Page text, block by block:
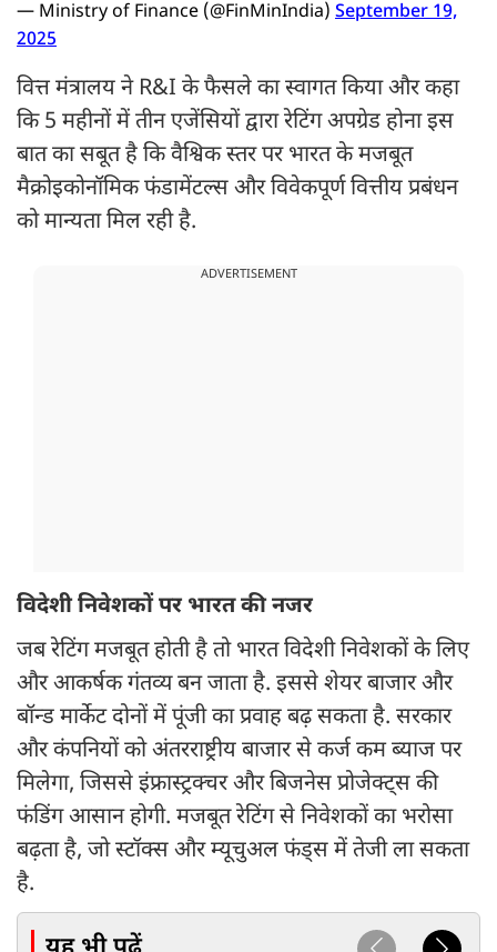
— Ministry of Finance (@FinMinIndia) September 19,
2025
वित्त मंत्रालय ने R&I के फैसले का स्वागत किया और कहा
कि 5 महीनों में तीन एजेंसियों द्वारा रेटिंग अपग्रेड होना इस
बात का सबूत है कि वैश्विक स्तर पर भारत के मजबूत
मैक्रोइकोनॉमिक फंडामेंटल्स और विवेकपूर्ण वित्तीय प्रबंधन
को मान्यता मिल रही है.
ADVERTISEMENT
विदेशी निवेशकों पर भारत की नजर
जब रेटिंग मजबूत होती है तो भारत विदेशी निवेशकों के लिए
और आकर्षक गंतव्य बन जाता है. इससे शेयर बाजार और
बॉन्ड मार्केट दोनों में पूंजी का प्रवाह बढ़ सकता है. सरकार
और कंपनियों को अंतरराष्ट्रीय बाजार से कर्ज कम ब्याज पर
मिलेगा, जिससे इंफ्रास्ट्रक्चर और बिजनेस प्रोजेक्ट्स की
फंडिंग आसान होगी. मजबूत रेटिंग से निवेशकों का भरोसा
बढ़ता है, जो स्टॉक्स और म्यूचुअल फंड्स में तेजी ला सकता
है.